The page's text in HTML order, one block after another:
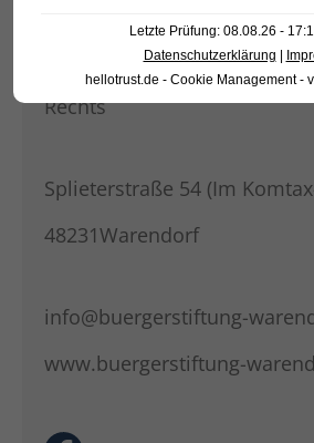
Bürgerstiftung Warendorf
Rechtsfähige Stiftung des
Rechts
Splieterstraße 54 (Im
48231Warendorf
info@buergerstiftung-
www.buergerstiftung-
Letzte Prüfung: 08.08.26 -
Datenschutzerklärung
hellotrust.de - Cookie Management -